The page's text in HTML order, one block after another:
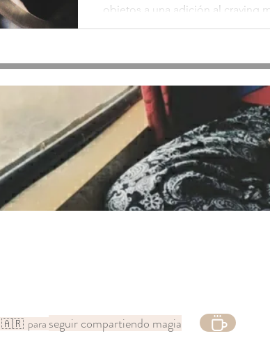
objetos a una adición al craving
adictos a la sensación de
🇦🇷 para seguir compartiendo magia